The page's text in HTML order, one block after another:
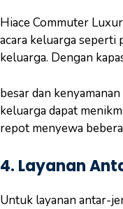
Hiace Commuter
acara keluarga seperti
keluarga. Dengan
besar dan
keluarga dapat
repot menyewa
4. Layanan
Untuk layanan antar-